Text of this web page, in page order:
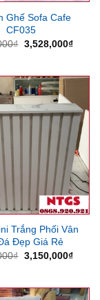
Ghế Sofa Cafe
CF035
₫ Giá
3,528,000₫Giá
Trắng Phối Vân
Đẹp Giá Rẻ
₫ Giá
3,150,000₫Giá